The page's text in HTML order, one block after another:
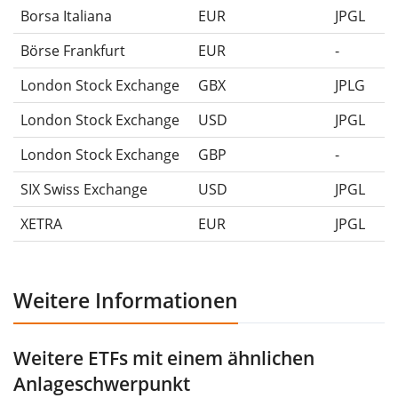
Borsa Italiana EUR
JPGL
Börse Frankfurt
EUR
-
London Stock Exchange
GBX
JPLG
London Stock Exchange
USD
JPGL
London Stock Exchange
GBP
-
SIX Swiss Exchange
USD
JPGL
XETRA
EUR JPGL
Weitere Informationen
Weitere ETFs mit einem ähnlichen
Anlageschwerpunkt